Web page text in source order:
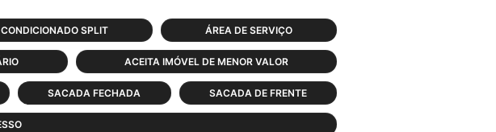
SPLIT ÁREA DE SERVIÇO
ACEITA IMÓVEL DE MENOR VALOR
SACADA FECHADA SACADA DE FRENTE